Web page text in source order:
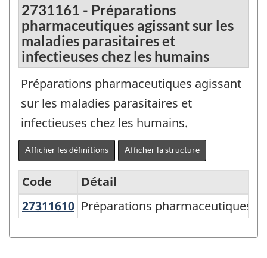
2731161 - Préparations
pharmaceutiques agissant sur les
maladies parasitaires et
infectieuses chez les humains
Préparations pharmaceutiques agissant
sur les maladies parasitaires et
infectieuses chez les humains.
Afficher les définitions Afficher la structure
Variante
Code
Détail
27311610 Préparations
Préparations pharmaceutiques